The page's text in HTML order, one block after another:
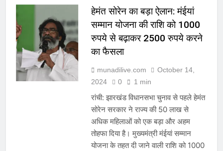
करोड़ का लोन नहीं चुकाया तो होगी
नीलामी
August 6, 2026
योगी सरकार ने सपा सरकार के 2016
के मदरसा वेतन विधेयक को दोनों सदनों
से वापस लिया, पुराने विवादित प्रावधान
समाप्त; विपक्ष ने फैसले पर उठाए सवाल
August 6, 2026
झारखंड में राशन कार्ड पर बड़ी
के कार्ड रद्द करने का आदेश
August 5, 2026
हेमंत सोरेन का बड़ा ऐलान: मंईयां
सम्मान योजना की राशि को 1000
रुपये से बढ़ाकर 2500 रुपये करने
का फैसला
munadilive.com
October 14,
2024
0 1 min
रांची: झारखंड विधानसभा चुनाव से पहले हेमंत
सोरेन सरकार ने राज्य की 50 लाख से
अधिक महिलाओं को एक बड़ा और अहम
तोहफा दिया है। मुख्यमंत्री मंईयां सम्मान
योजना के तहत दी जाने वाली राशि को 1000